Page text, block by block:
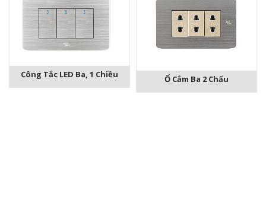
Công Tắc LED Ba, 1 Chiều Ổ Cắm Ba 2 Chấu